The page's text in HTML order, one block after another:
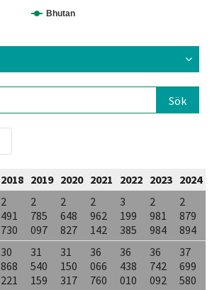
Bhutan
2018 2019 2020 2021 2022 2023 2024
2
491
730
2
785
097
2
648
827
2
962
142
3
199
385
2
981
984
2
879
894
30
868
221
31
540
159
31
150
317
36
066
760
36
438
010
36
742
092
37
699
580